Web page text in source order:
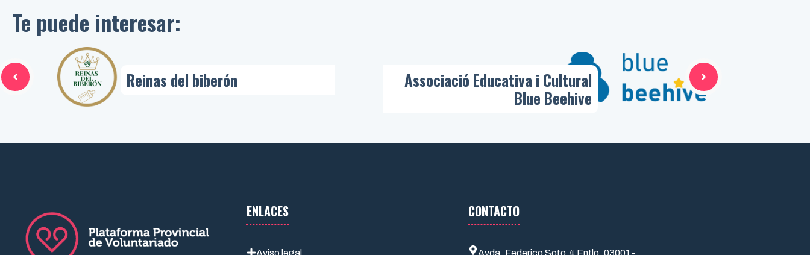
Te puede interesar:
Reinas del biberón
Associació Educativa i Cultural
Blue Beehive
ENLACES
Aviso legal
CONTACTO
Avda. Federico Soto,4 Entlo. 03001-